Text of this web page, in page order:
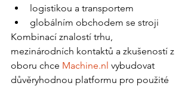
logistikou a transportem
globálním obchodem se stroji
Kombinací znalostí trhu,
mezinárodních kontaktů a zkušeností z
oboru chce Machine.nl vybudovat
důvěryhodnou platformu pro použité